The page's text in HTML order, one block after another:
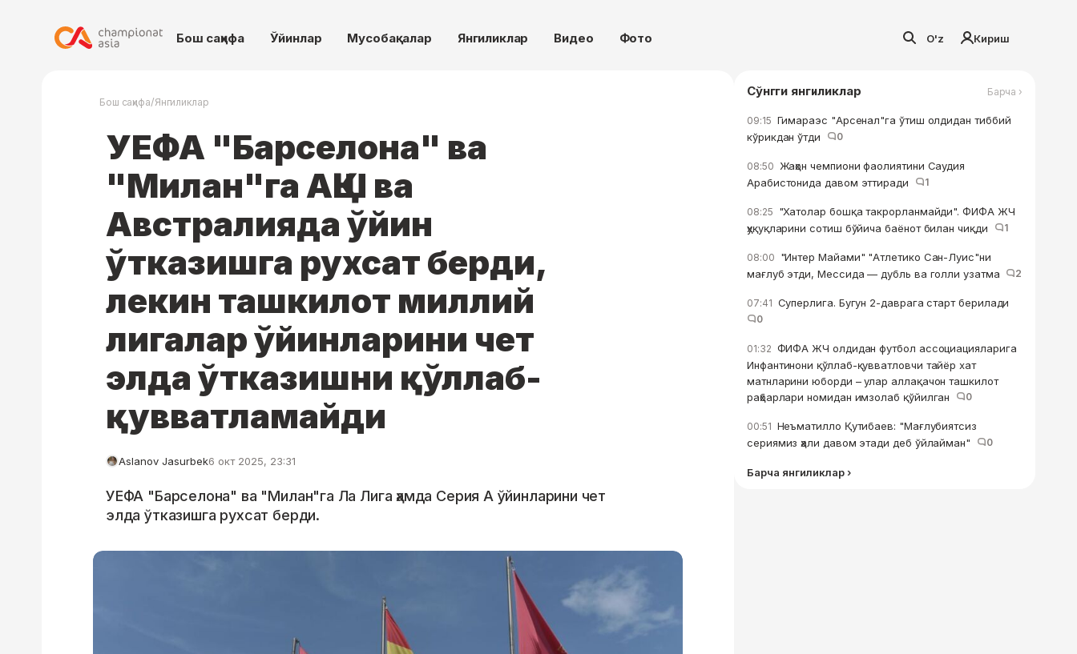
Бош саҳифа Ўйинлар Мусобақалар Янгиликлар Видео Фото O'z Кириш
Бош саҳифа/Янгиликлар
УЕФА "Барселона" ва
"Милан"га АҚШ ва
Австралияда ўйин
ўтказишга рухсат берди,
лекин ташкилот миллий
лигалар ўйинларини чет
элда ўтказишни қўллаб-
қувватламайди
Aslanov Jasurbek6 окт 2025, 23:31
УЕФА "Барселона" ва "Милан"га Ла Лига ҳамда Серия А ўйинларини чет
элда ўтказишга рухсат берди.
Сўнгги янгиликлар Барча ›
09:15 Гимараэс "Арсенал"га ўтиш олдидан тиббий
кўрикдан ўтди
0
08:50 Жаҳон чемпиони фаолиятини Саудия
Арабистонида давом эттиради
1
08:25 "Хатолар бошқа такрорланмайди". ФИФА ЖЧ
ҳуқуқларини сотиш бўйича баёнот билан чиқди
1
08:00 "Интер Майами" "Атлетико Сан-Луис"ни
мағлуб этди, Мессида — дубль ва голли узатма
2
07:41 Суперлига. Бугун 2-даврага старт берилади
0
01:32 ФИФА ЖЧ олдидан футбол ассоциацияларига
Инфантинони қўллаб-қувватловчи тайёр хат
матнларини юборди – улар аллақачон ташкилот
раҳбарлари номидан имзолаб қўйилган
0
00:51 Неъматилло Қутибаев: "Мағлубиятсиз
сериямиз ҳали давом этади деб ўйлайман"
0
Барча янгиликлар ›